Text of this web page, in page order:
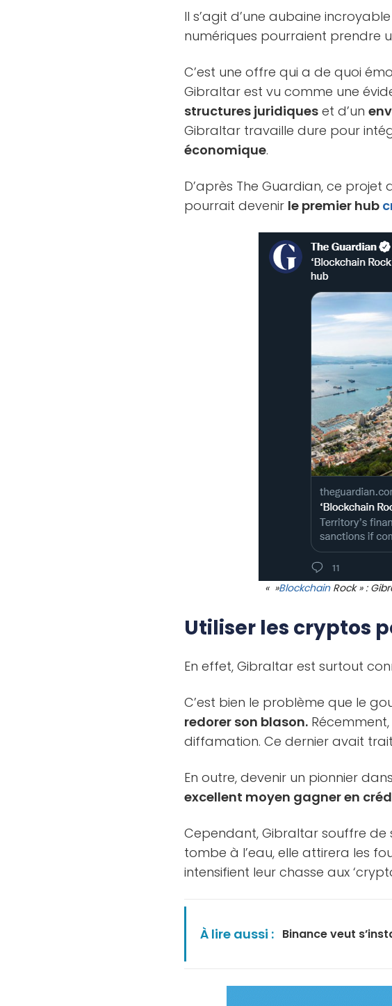
Il s’agit d’une aubaine
numériques pourraient prendre
C’est une offre qui a de quoi
Gibraltar est vu comme une
structures juridiques et d’un
Gibraltar travaille dure pour
économique.
D’après The Guardian, ce
pourrait devenir le premier hub
« »BlockchainRock » :
Utiliser les cryptos
En effet, Gibraltar est surtout
C’est bien le problème que le
redorer son blason.
diffamation. Ce dernier avait
En outre, devenir un pionnier
excellent moyen gagner en
Cependant, Gibraltar souffre de
tombe à l’eau, elle attirera les
intensifient leur chasse aux
À lire aussi : Binance veut